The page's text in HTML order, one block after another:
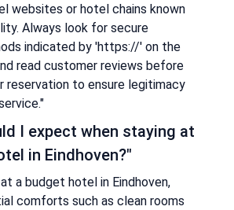
websites or hotel chains known
Always look for secure
indicated by 'https://' on the
read customer reviews before
reservation to ensure legitimacy
I expect when staying at
in Eindhoven?"
a budget hotel in Eindhoven,
comforts such as clean rooms